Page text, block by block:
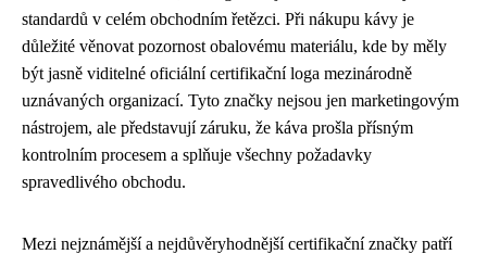
standardů v celém obchodním řetězci. Při nákupu kávy je
důležité věnovat pozornost obalovému materiálu, kde by měly
být jasně viditelné oficiální certifikační loga mezinárodně
uznávaných organizací. Tyto značky nejsou jen marketingovým
nástrojem, ale představují záruku, že káva prošla přísným
kontrolním procesem a splňuje všechny požadavky
spravedlivého obchodu.
Mezi nejznámější a nejdůvěryhodnější certifikační značky patří